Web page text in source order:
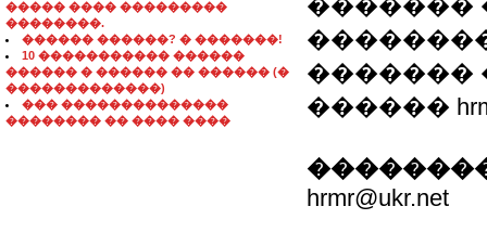
����� ���� ���������
��������.
������ ������? � �������!
10 ����������� ������
������ � ������ �� ������ (�
�������������)
��� ��������������
�������� �� ���� ����
�������
�������
������
hrmr@ukr.net